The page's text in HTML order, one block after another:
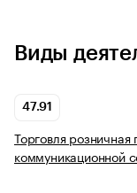
Виды
47.91
Торговля
коммуникационной